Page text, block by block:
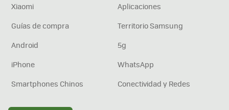
Xiaomi
Aplicaciones
Guías de compra
Territorio Samsung
Android
5g
iPhone
WhatsApp
Smartphones Chinos
Conectividad y Redes